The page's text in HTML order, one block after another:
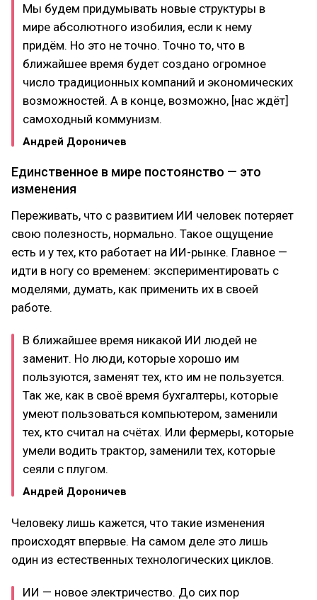
Мы будем придумывать новые структуры в
мире абсолютного изобилия, если к нему
придём. Но это не точно. Точно то, что в
ближайшее время будет создано огромное
число традиционных компаний и экономических
возможностей. А в конце, возможно, [нас ждёт]
самоходный коммунизм.
Андрей Дороничев
Единственное в мире постоянство — это
изменения
Переживать, что с развитием ИИ человек потеряет
свою полезность, нормально. Такое ощущение
есть и у тех, кто работает на ИИ-рынке. Главное —
идти в ногу со временем: экспериментировать с
моделями, думать, как применить их в своей
работе.
В ближайшее время никакой ИИ людей не
заменит. Но люди, которые хорошо им
пользуются, заменят тех, кто им не пользуется.
Так же, как в своё время бухгалтеры, которые
умеют пользоваться компьютером, заменили
тех, кто считал на счётах. Или фермеры, которые
умели водить трактор, заменили тех, которые
сеяли с плугом.
Андрей Дороничев
Человеку лишь кажется, что такие изменения
происходят впервые. На самом деле это лишь
один из естественных технологических циклов.
ИИ — новое электричество. До сих пор